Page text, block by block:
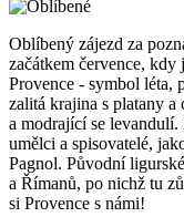
Oblíbený zájezd za
začátkem července,
Provence - symbol léta,
zalitá krajina s platany
a modrající se
umělci a spisovatelé,
Pagnol. Původní
a Římanů, po nichž tu
si Provence s námi!